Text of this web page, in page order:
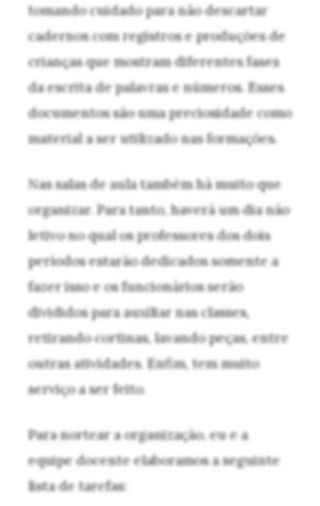
tomando cuidado para não descartar
cadernos com registros e produções de
crianças que mostram diferentes fases
da escrita de palavras e números. Esses
documentos são uma preciosidade como
material a ser utilizado nas formações.
Nas salas de aula também há muito que
organizar. Para tanto, haverá um dia não
letivo no qual os professores dos dois
períodos estarão dedicados somente a
fazer isso e os funcionários serão
divididos para auxiliar nas classes,
retirando cortinas, lavando peças, entre
outras atividades. Enfim, tem muito
serviço a ser feito.
Para nortear a organização, eu e a
equipe docente elaboramos a seguinte
lista de tarefas: